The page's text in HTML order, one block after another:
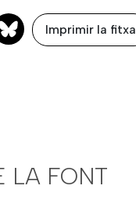
Bluesky
Imprimir la fitxa
LA FONT